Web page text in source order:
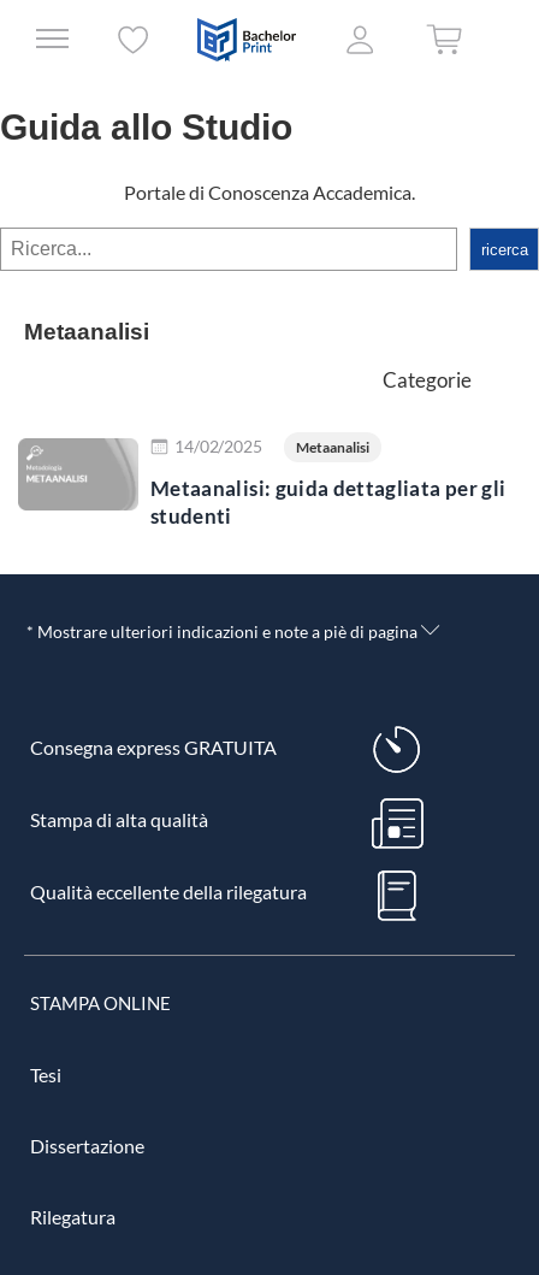
Guida allo Studio
Portale di Conoscenza Accademica.
rechercher ricerca
Metaanalisi
Categorie
14/02/2025 Metaanalisi
Metaanalisi: guida dettagliata per gli
studenti
* Mostrare ulteriori indicazioni e note a piè di pagina
Consegna express GRATUITA
Stampa di alta qualità
Qualità eccellente della rilegatura
STAMPA ONLINE
Tesi
Dissertazione
Rilegatura